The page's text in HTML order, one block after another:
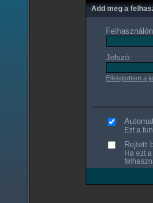
Add meg a
Jelszó:
Elfelejtettem a
Ezt a
Rejtett
Ha ezt